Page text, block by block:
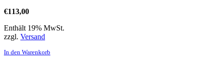
€113,00
Enthält 19% MwSt.
zzgl. Versand
In den Warenkorb